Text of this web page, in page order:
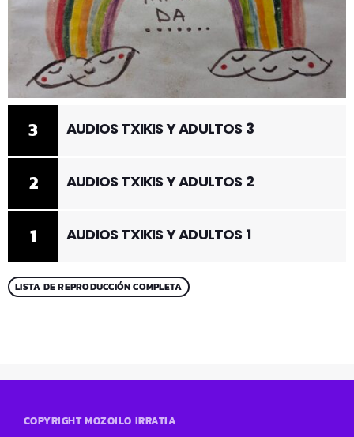
1 AUDIOS TXIKIS Y ADULTOS 1
2 AUDIOS TXIKIS Y ADULTOS 2
3 AUDIOS TXIKIS Y ADULTOS 3
LISTA DE REPRODUCCIÓN COMPLETA
COPYRIGHT MOZOILO IRRATIA